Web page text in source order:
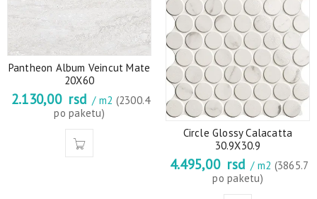
Pantheon Album Veincut Mate
20X60
2.130,00 rsd / m2 (2300.4
po paketu)
Circle Glossy Calacatta
30.9X30.9
4.495,00 rsd / m2 (3865.7
po paketu)